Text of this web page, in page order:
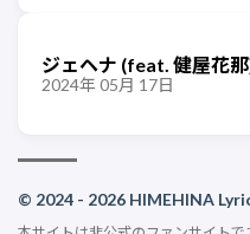
ジェヘナ (feat. 健屋花
2024年 05月 17日
© 2024 - 2026 HIMEHINA